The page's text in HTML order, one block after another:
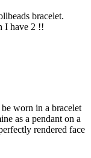
bracelet.
I have 2 !!
worn in a bracelet
as a pendant on a
rendered face